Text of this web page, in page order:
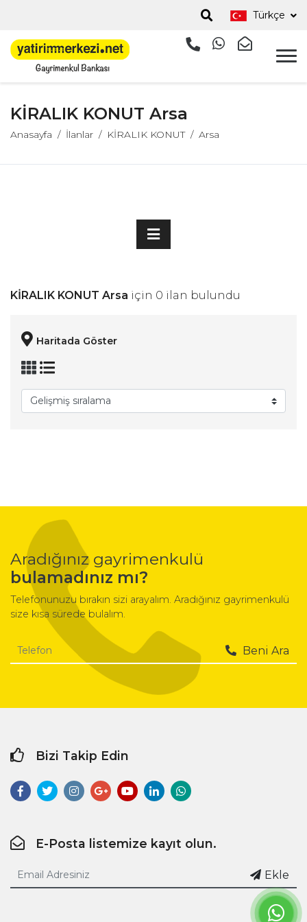
Türkçe
KİRALIK KONUT Arsa
Anasayfa İlanlar KİRALIK KONUT Arsa
KİRALIK KONUT Arsa için 0 ilan bulundu
Haritada Göster
Aradığınız gayrimenkulü
bulamadınız mı?
Telefonunuzu bırakın sizi arayalım. Aradığınız gayrimenkulü
size kısa sürede bulalım.
Beni Ara
Bizi Takip Edin
E-Posta listemize kayıt olun.
Ekle